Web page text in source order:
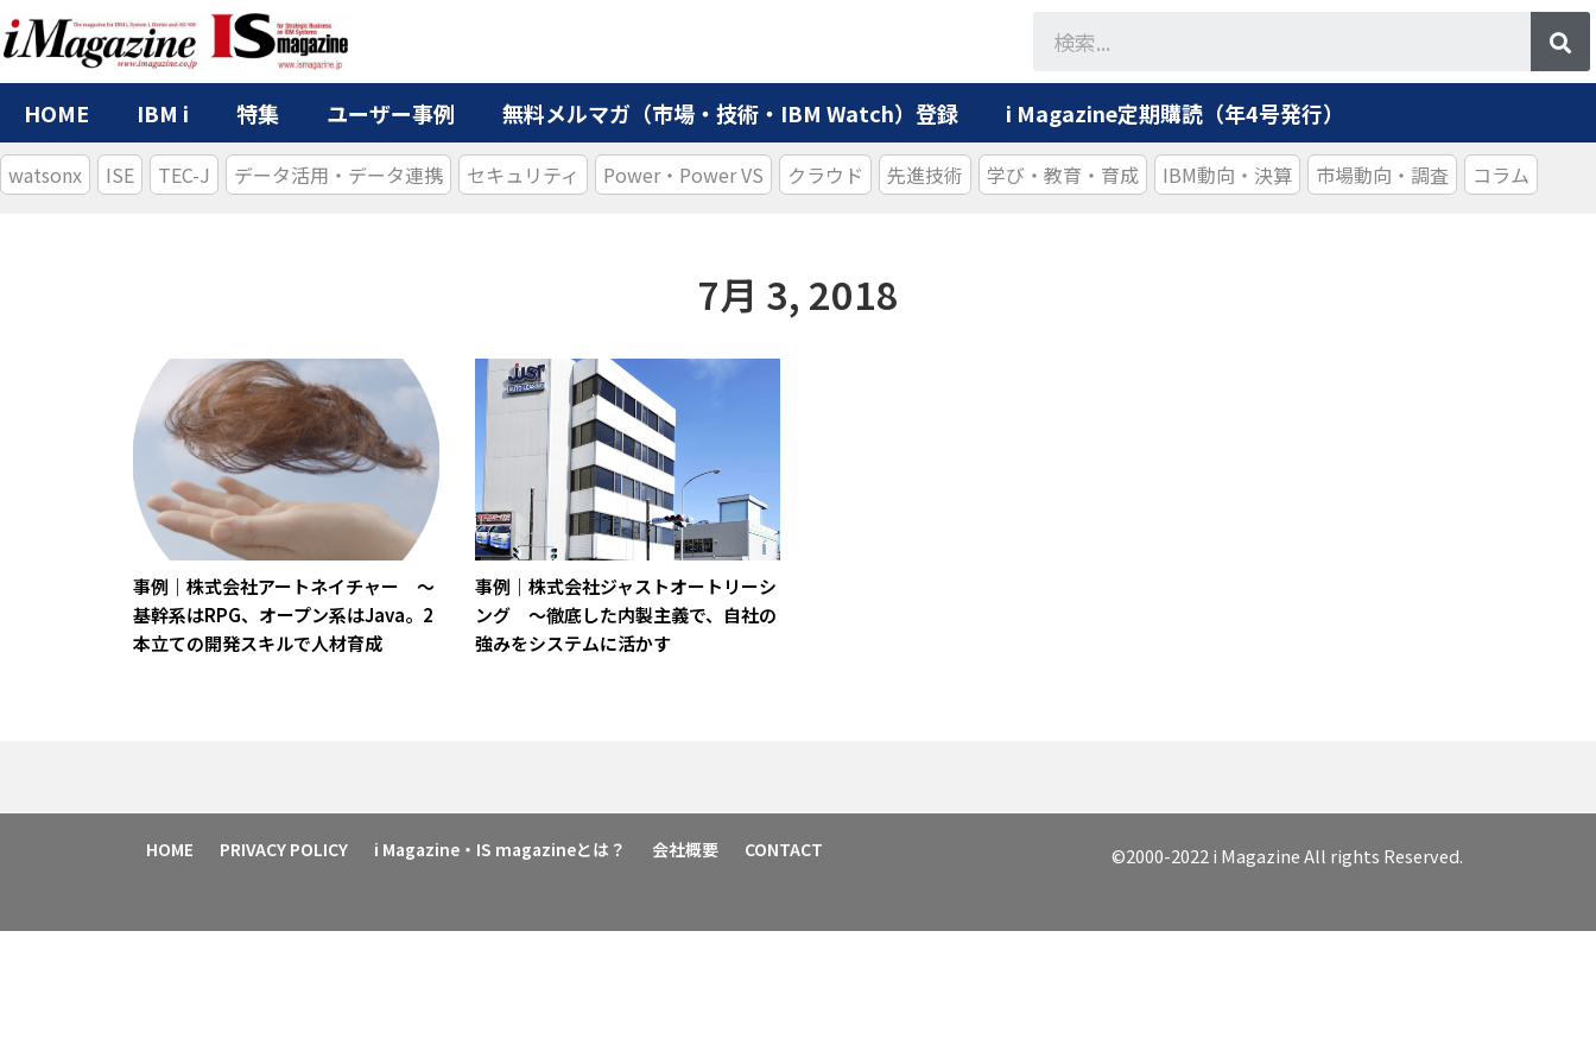
HOME IBM i 特集 ユーザー事例 無料メルマガ（市場・技術・IBM Watch）登録 i Magazine定期購読（年4号発行）
watsonx ISE TEC-J データ活用・データ連携 セキュリティ Power・Power VS クラウド 先進技術 学び・教育・育成 IBM動向・決算 市場動向・調査 コラム
7月 3, 2018
事例｜株式会社アートネイチャー ～
基幹系はRPG、オープン系はJava。2
本立ての開発スキルで人材育成
事例｜株式会社ジャストオートリーシ
ング ～徹底した内製主義で、自社の
強みをシステムに活かす
HOME PRIVACY POLICY i Magazine・IS magazineとは？ 会社概要 CONTACT ©2000-2022 i Magazine All rights Reserved.